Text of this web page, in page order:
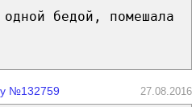
бедой, помешала
№132759 27.08.2016